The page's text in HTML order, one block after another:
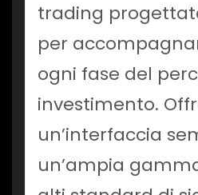
trading
per
ogni fase del
investimento.
un’interfaccia
un’ampia